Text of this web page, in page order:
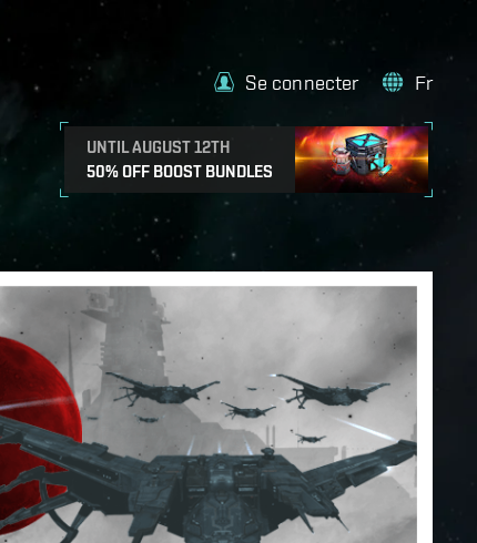
UNTIL AUGUST 12TH
50% OFF BOOST BUNDLES
Se connecter Fr